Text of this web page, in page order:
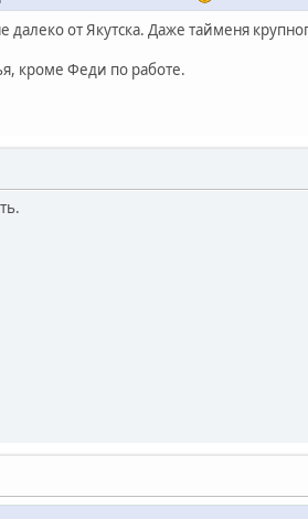
от Якутска. Даже тайменя
кроме Феди по работе.